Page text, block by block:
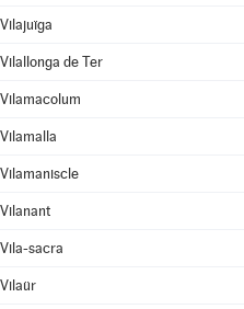
Vilajuïga
Vilallonga de Ter
Vilamacolum
Vilamalla
Vilamaniscle
Vilanant
Vila-sacra
Vilaür